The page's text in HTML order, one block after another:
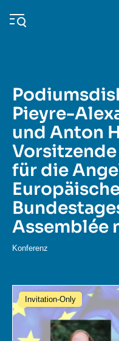
zum
Inhalt
Navigation
principale
Ifri
Veröffentlichungen
Veranstaltungen
Über ifri Häufige
Pieyre-
und Anton
für die
Assemblée
Konferenz
Invitation-Only
Bild